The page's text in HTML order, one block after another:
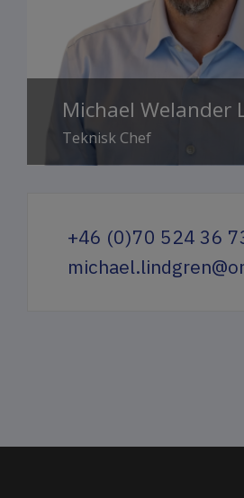
Michael Welander
Teknisk Chef
+46 (0)70 524 36